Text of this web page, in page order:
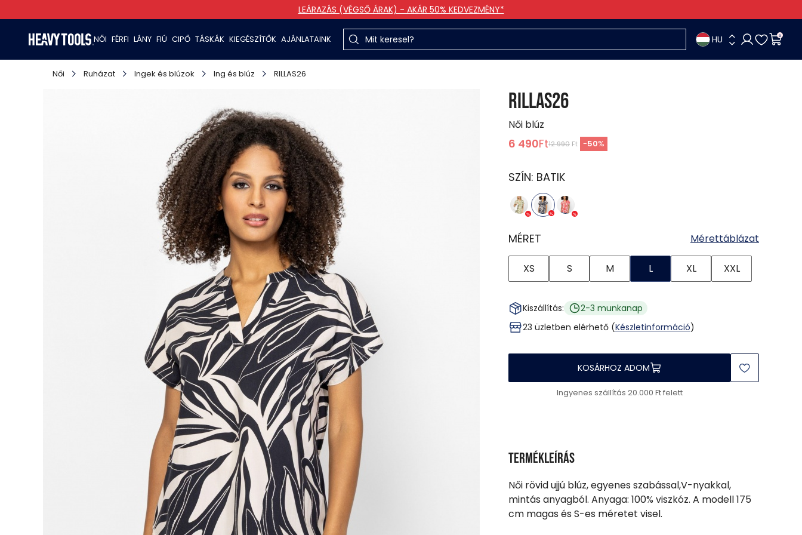
LEÁRAZÁS (VÉGSŐ ÁRAK) - AKÁR 50% KEDVEZMÉNY*
NŐI FÉRFI LÁNY FIÚ CIPŐ TÁSKÁK KIEGÉSZÍTŐK AJÁNLATAINK HU 0
Női Ruházat Ingek és blúzok Ing és blúz RILLAS26
RILLAS26
Női blúz
6 490Ft12 990 Ft -50%
SZÍN: BATIK
MÉRET Mérettáblázat
XS S M L XL XXL
Kiszállítás:
2-3 munkanap
23 üzletben elérhető (Készletinformáció)
KOSÁRHOZ ADOM
Ingyenes szállítás 20.000 Ft felett
Termékleírás
Női rövid ujjú blúz, egyenes szabással,V-nyakkal,
mintás anyagból. Anyaga: 100% viszkóz. A modell 175
cm magas és S-es méretet visel.